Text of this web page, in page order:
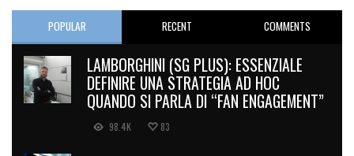
POPULAR RECENT COMMENTS
LAMBORGHINI (SG PLUS): ESSENZIALE
DEFINIRE UNA STRATEGIA AD HOC
QUANDO SI PARLA DI “FAN ENGAGEMENT”
98.4K 83